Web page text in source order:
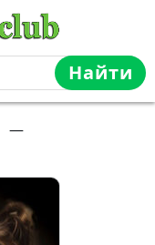
Найти
—